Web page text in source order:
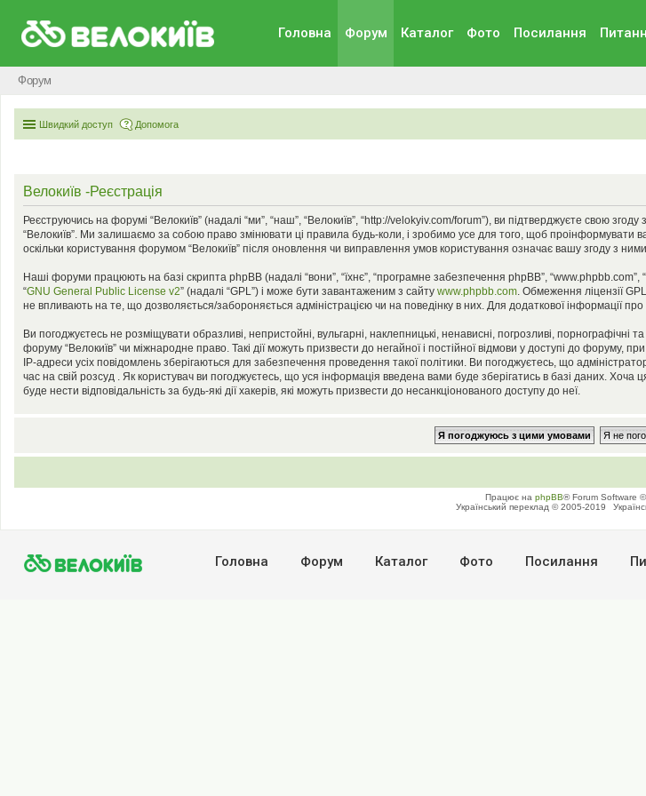
Головна Форум Каталог Фото Посилання
Форум
Швидкий доступ Допомога
Велокиїв -Реєстрація
Реєструючись на форумі “Велокиїв” (надалі “ми”, “наш”, “Велокиїв”, “http://velokyiv.com/forum”), ви підтверджуєте свою
“Велокиїв”. Ми залишаємо за собою право змінювати ці правила будь-коли, і зробимо усе для того, щоб проінформувати
оскільки користування форумом “Велокиїв” після оновлення чи виправлення умов користування означає вашу згоду з ними.
Наші форуми працюють на базі скрипта phpBB (надалі “вони”, “їхнє”, “програмне забезпечення phpBB”,
“GNU General Public License v2” (надалі “GPL”) і може бути завантаженим з сайту www.phpbb.com . Обмеження ліцензії
не впливають на те, що дозволяється/забороняється адміністрацією чи на поведінку в них. Для додаткової інформації
Ви погоджуєтесь не розміщувати образливі, непристойні, вульгарні, наклепницькі, ненависні, погрозливі, порнографічні
форуму “Велокиїв” чи міжнародне право. Такі дії можуть призвести до негайної і постійної відмови у доступі до
IP-адреси усіх повідомлень зберігаються для забезпечення проведення такої політики. Ви погоджуєтесь, що
час на свій розсуд . Як користувач ви погоджуєтесь, що уся інформація введена вами буде зберігатись в базі даних. Хоча
буде нести відповідальність за будь-які дії хакерів, які можуть призвести до несанкціонованого доступу до неї.
Працює на phpBB® Forum Software
Український переклад © 2005-2019
Головна Форум Каталог Фото Посилання